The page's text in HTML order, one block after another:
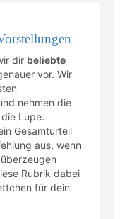
dir beliebte
vor. Wir
nehmen die
Lupe.
Gesamturteil
aus, wenn
Rubrik dabei
für dein